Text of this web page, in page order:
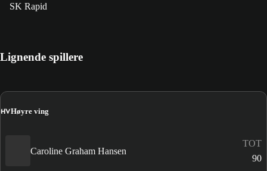
SK Rapid
Lignende spillere
HVHøyre ving
Caroline Graham Hansen
TOT
90